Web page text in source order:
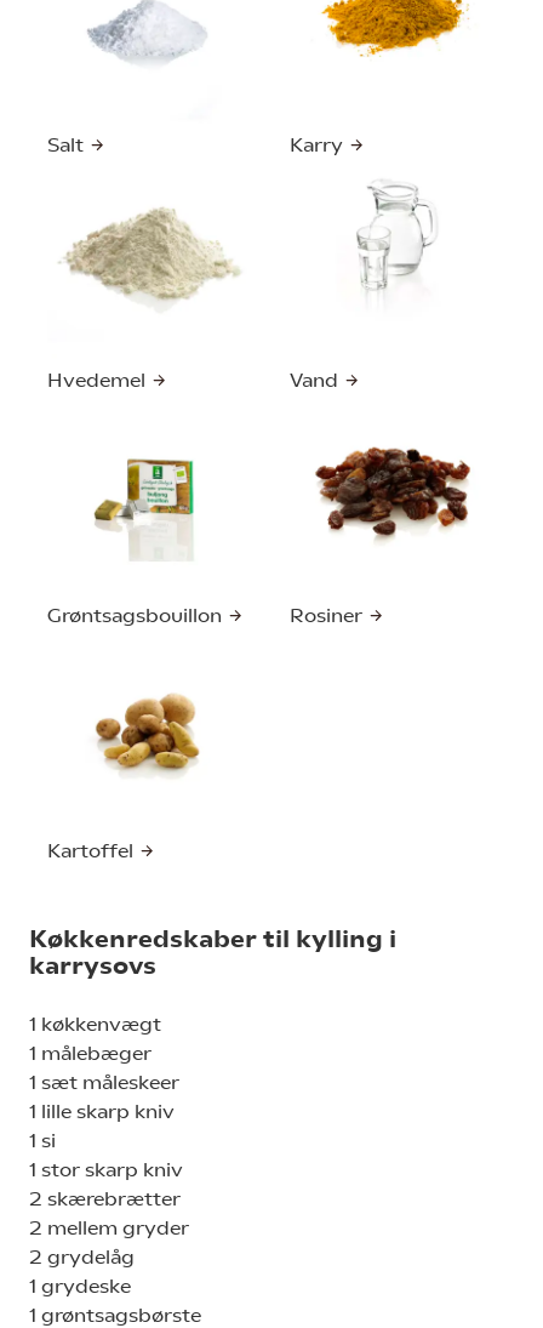
Salt Karry
Hvedemel Vand
Grøntsagsbouillon Rosiner
Kartoffel
Køkkenredskaber til kylling i
karrysovs
1 køkkenvægt
1 målebæger
1 sæt måleskeer
1 lille skarp kniv
1 si
1 stor skarp kniv
2 skærebrætter
2 mellem gryder
2 grydelåg
1 grydeske
1 grøntsagsbørste